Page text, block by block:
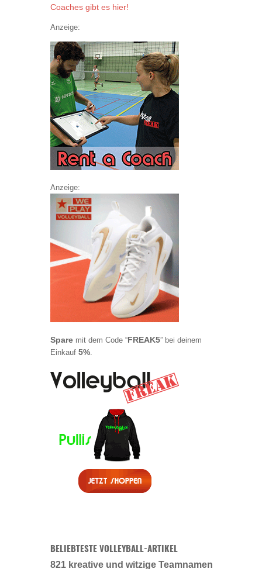
Coaches gibt es hier!
Anzeige:
Anzeige:
Spare mit dem Code “FREAK5” bei deinem
Einkauf 5%
BELIEBTESTE VOLLEYBALL-ARTIKEL
821 kreative und witzige Teamnamen